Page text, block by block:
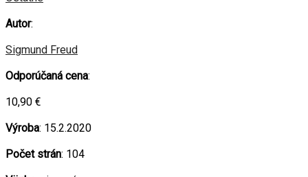
Autor:
Sigmund Freud
Odporúčaná cena:
10,90 €
Výroba: 15.2.2020
Počet strán: 104